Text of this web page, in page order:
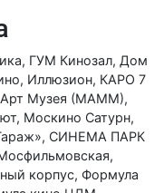
, ГУМ Кинозал, Дом
, Иллюзион, КАРО 7
Арт Музея (МАММ),
, Москино Сатурн,
, СИНЕМА ПАРК
,
корпус, Формула